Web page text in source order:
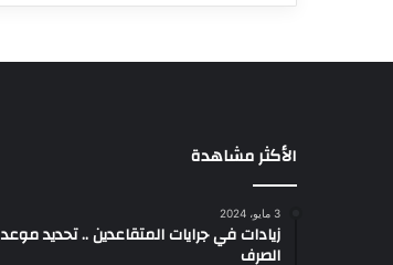
الأكثر مشاهدة
3 مايو، 2024
زيادات في جرايات المتقاعدين .. تحديد موعد
الصرف